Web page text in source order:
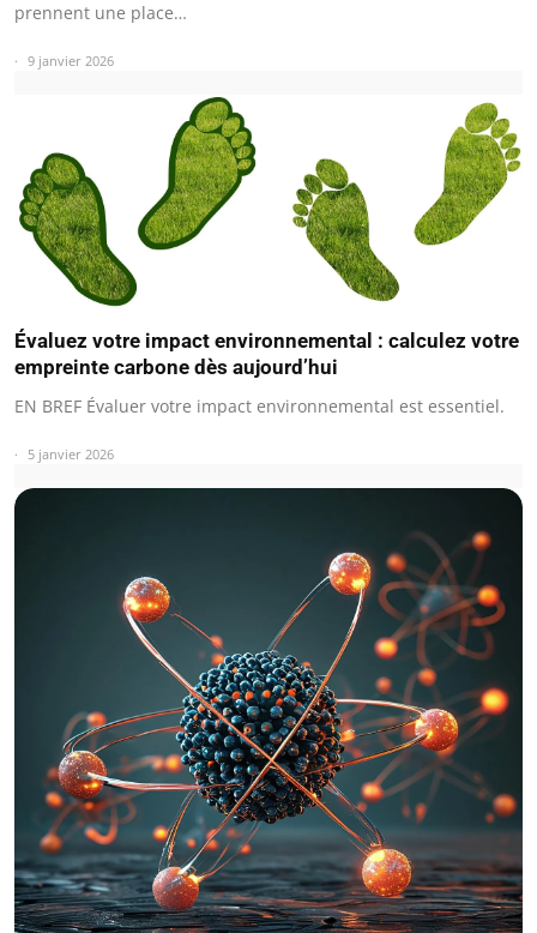
prennent une place…
9 janvier 2026
Évaluez votre impact environnemental : calculez votre
empreinte carbone dès aujourd’hui
EN BREF Évaluer votre impact environnemental est essentiel.
5 janvier 2026